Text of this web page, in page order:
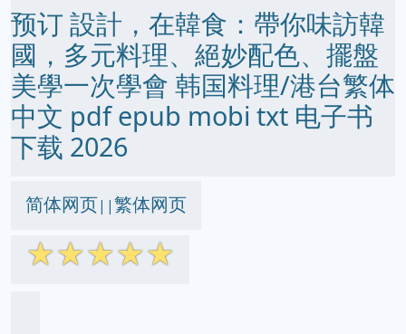
预订 設計，在韓食：帶你味訪韓
國，多元料理、絕妙配色、擺盤
美學一次學會 韩国料理/港台繁体
中文 pdf epub mobi txt 电子书
下载 2026
简体网页||繁体网页
☆☆☆☆☆